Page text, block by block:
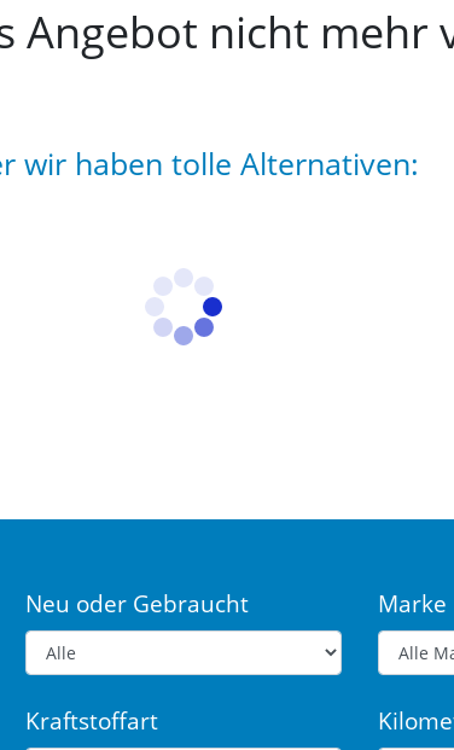
Angebot nicht mehr
wir haben tolle Alternativen:
Neu oder Gebraucht Marke
Kraftstoffart